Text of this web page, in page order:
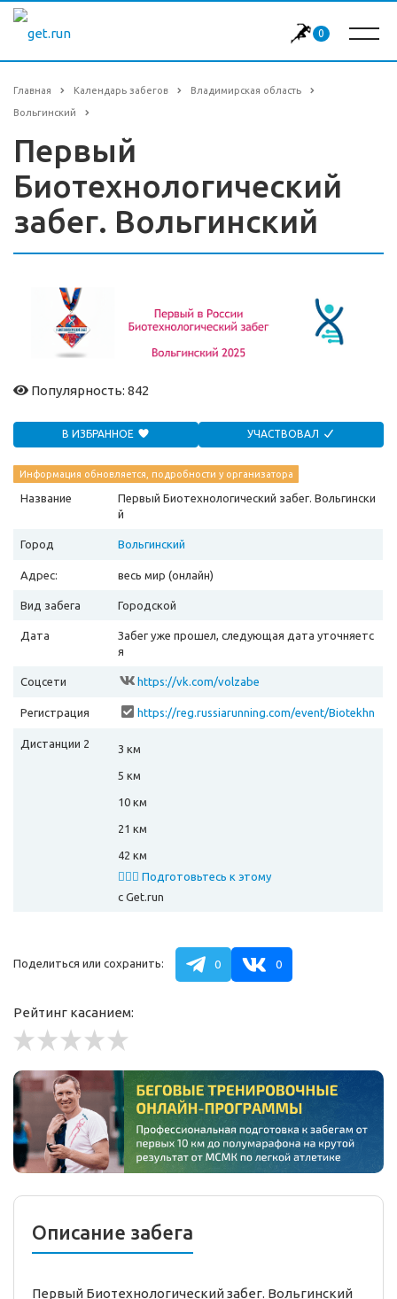
0
Главная Календарь забегов Владимирская область
Вольгинский
Первый
Биотехнологический
забег. Вольгинский
Популярность: 842
В ИЗБРАННОЕ УЧАСТВОВАЛ
Информация обновляется, подробности у организатора
Название
Первый Биотехнологический забег. Вольгински
й
Город Вольгинский
Адрес: весь мир (онлайн)
Вид забега Городской
Дата
Забег уже прошел, следующая дата уточняетс
я
Соцсети https://vk.com/volzabe
Регистрация
https://reg.russiarunning.com/event/Biotekhn
Дистанции 2
3 км
5 км
10 км
21 км
42 км
🏃🏻‍♂️ Подготовьтесь к этому
забегу
с Get.run
Поделиться или сохранить: 0 0
Рейтинг касанием:
Описание забега
Первый Биотехнологический забег. Вольгинский